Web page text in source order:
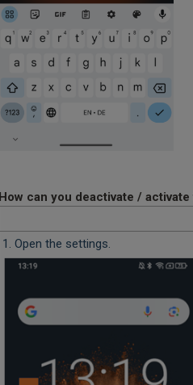
How can you deactivate /
1. Open the settings.